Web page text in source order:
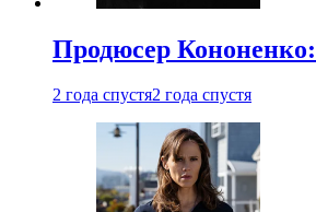
Продюсер Кононенко:
2 года спустя2 года спустя